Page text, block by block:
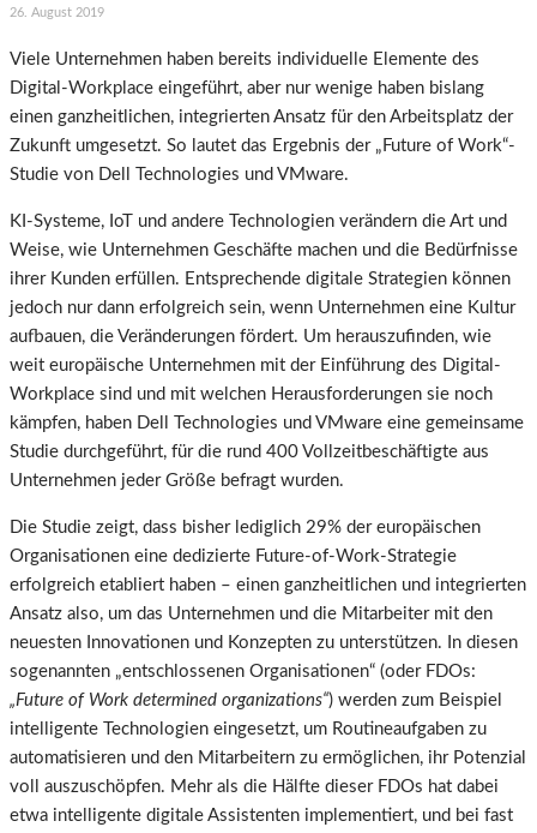
26. August 2019
Viele Unternehmen haben bereits individuelle Elemente des
Digital-Workplace eingeführt, aber nur wenige haben bislang
einen ganzheitlichen, integrierten Ansatz für den Arbeitsplatz der
Zukunft umgesetzt. So lautet das Ergebnis der „Future of Work“-
Studie von Dell Technologies und VMware.
KI-Systeme, IoT und andere Technologien verändern die Art und
Weise, wie Unternehmen Geschäfte machen und die Bedürfnisse
ihrer Kunden erfüllen. Entsprechende digitale Strategien können
jedoch nur dann erfolgreich sein, wenn Unternehmen eine Kultur
aufbauen, die Veränderungen fördert. Um herauszufinden, wie
weit europäische Unternehmen mit der Einführung des Digital-
Workplace sind und mit welchen Herausforderungen sie noch
kämpfen, haben Dell Technologies und VMware eine gemeinsame
Studie durchgeführt, für die rund 400 Vollzeitbeschäftigte aus
Unternehmen jeder Größe befragt wurden.
Die Studie zeigt, dass bisher lediglich 29% der europäischen
Organisationen eine dedizierte Future-of-Work-Strategie
erfolgreich etabliert haben – einen ganzheitlichen und integrierten
Ansatz also, um das Unternehmen und die Mitarbeiter mit den
neuesten Innovationen und Konzepten zu unterstützen. In diesen
sogenannten „entschlossenen Organisationen“ (oder FDOs:
„Future of Work determined organizations“) werden zum Beispiel
intelligente Technologien eingesetzt, um Routineaufgaben zu
automatisieren und den Mitarbeitern zu ermöglichen, ihr Potenzial
voll auszuschöpfen. Mehr als die Hälfte dieser FDOs hat dabei
etwa intelligente digitale Assistenten implementiert, und bei fast